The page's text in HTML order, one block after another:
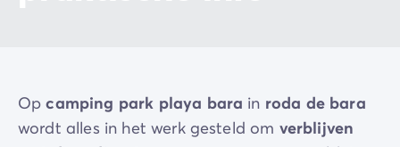
Opcamping park playa bara in roda de bara
wordt alles in het werk gesteld om verblijven